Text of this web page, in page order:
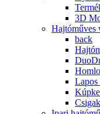
3D
Hajtóműves
back
Lapos